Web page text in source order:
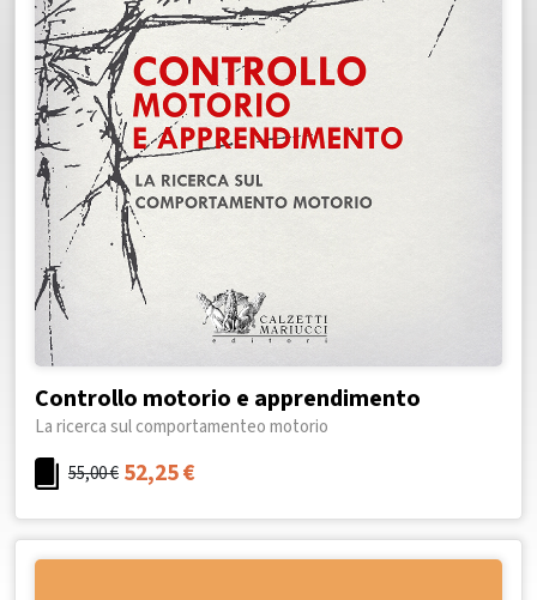
Controllo motorio e apprendimento
La ricerca sul comportamenteo motorio
55,00€ 52,25€